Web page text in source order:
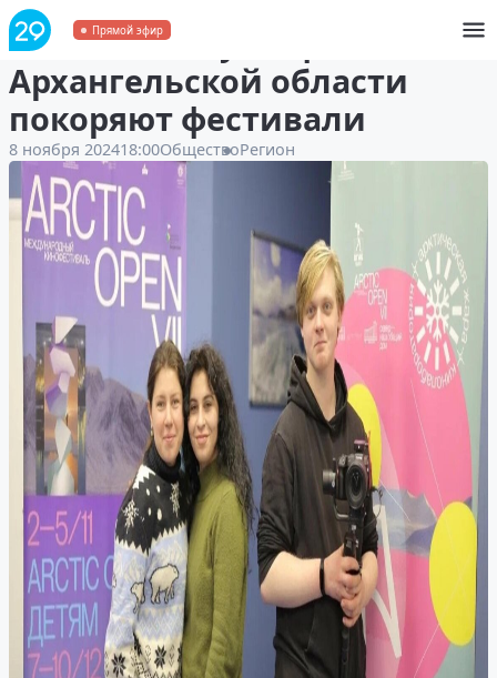
Прямой эфир
Фильмы и мультфильмы из
Архангельской области
покоряют фестивали
8 ноября 202418:00ОбществоРегион